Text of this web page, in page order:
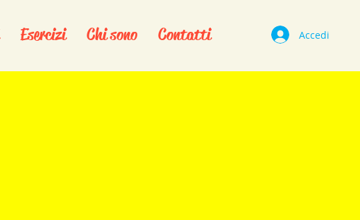
Esercizi Chi sono Contatti Accedi